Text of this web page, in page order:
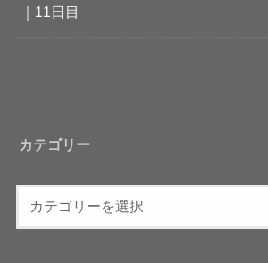
｜11日目
カテゴリー